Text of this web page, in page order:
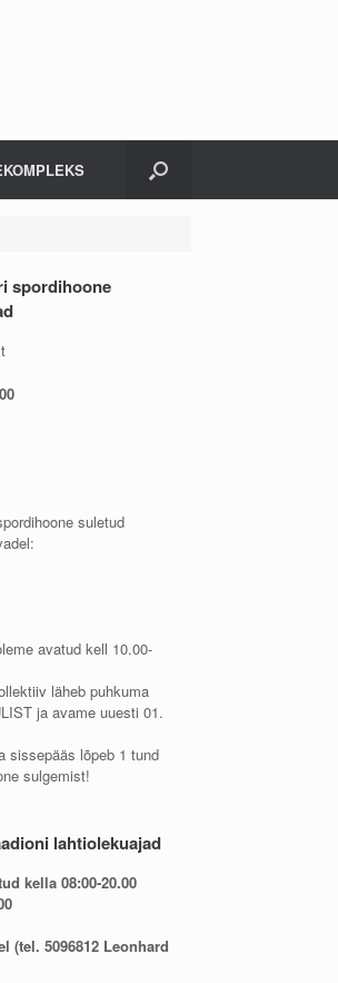
spordihoone
suletud
avatud kell 10.00-
läheb puhkuma
ja avame uuesti 01.
sissepääs lõpeb 1 tund
sulgemist!
lahtiolekuajad
kella 08:00-20.00
(tel. 5096812 Leonhard